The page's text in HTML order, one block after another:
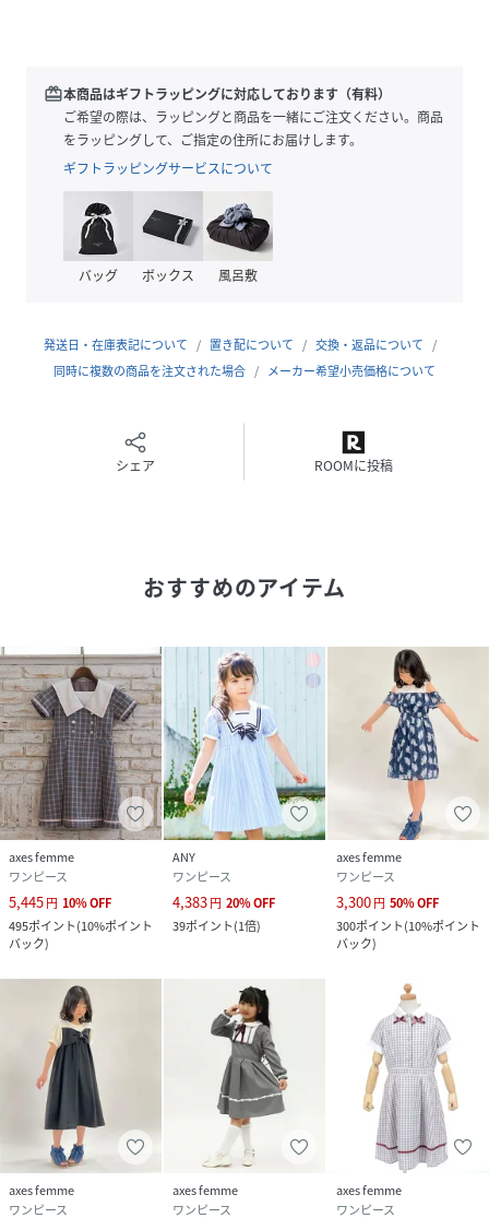
【コーディネート】
２WAYの肩開き、半袖2パターンの着用を楽しめるアイテム
です。
1枚でスタイリングが決まる便利なワンピースなので、温度調
節にはパーカーなど、カジュアルにサッと羽織れるアイテム
との相性も◎。
性別タイプ キッズ
表地:ポリエステル97%、 :ポリウレタン3%、テ
PA4807_TS351X30KO
redeem本商品はギフトラッピングに対応しております（有料）
ご希望の際は、ラッピングと商品を一緒にご注文ください。商品
をラッピングして、ご指定の住所にお届けします。
ギフトラッピングサービスについて
バッグ ボックス 風呂敷
発送日・在庫表記について 置き配について
交換・返品について
同時に複数の商品を注文された場合
メーカー希望小売価格について
シェア ROOMに投稿
おすすめのアイテム
axes femme
ワンピース
5,445円 10%OFF
495ポイント(10%ポイント
バック)
ANY
ワンピース
4,383円 20%OFF
39ポイント(1倍)
axes femme
ワンピース
3,300円 50%OFF
300ポイント(10%ポイント
バック)
axes femme
ワンピース
axes femme
ワンピース
axes femme
ワンピース